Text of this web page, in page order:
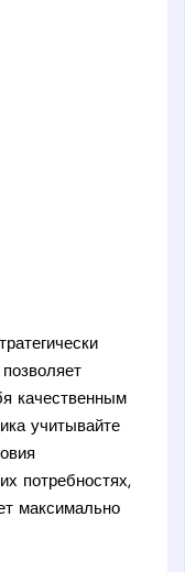
качественным
учитывайте
потребностях,
максимально